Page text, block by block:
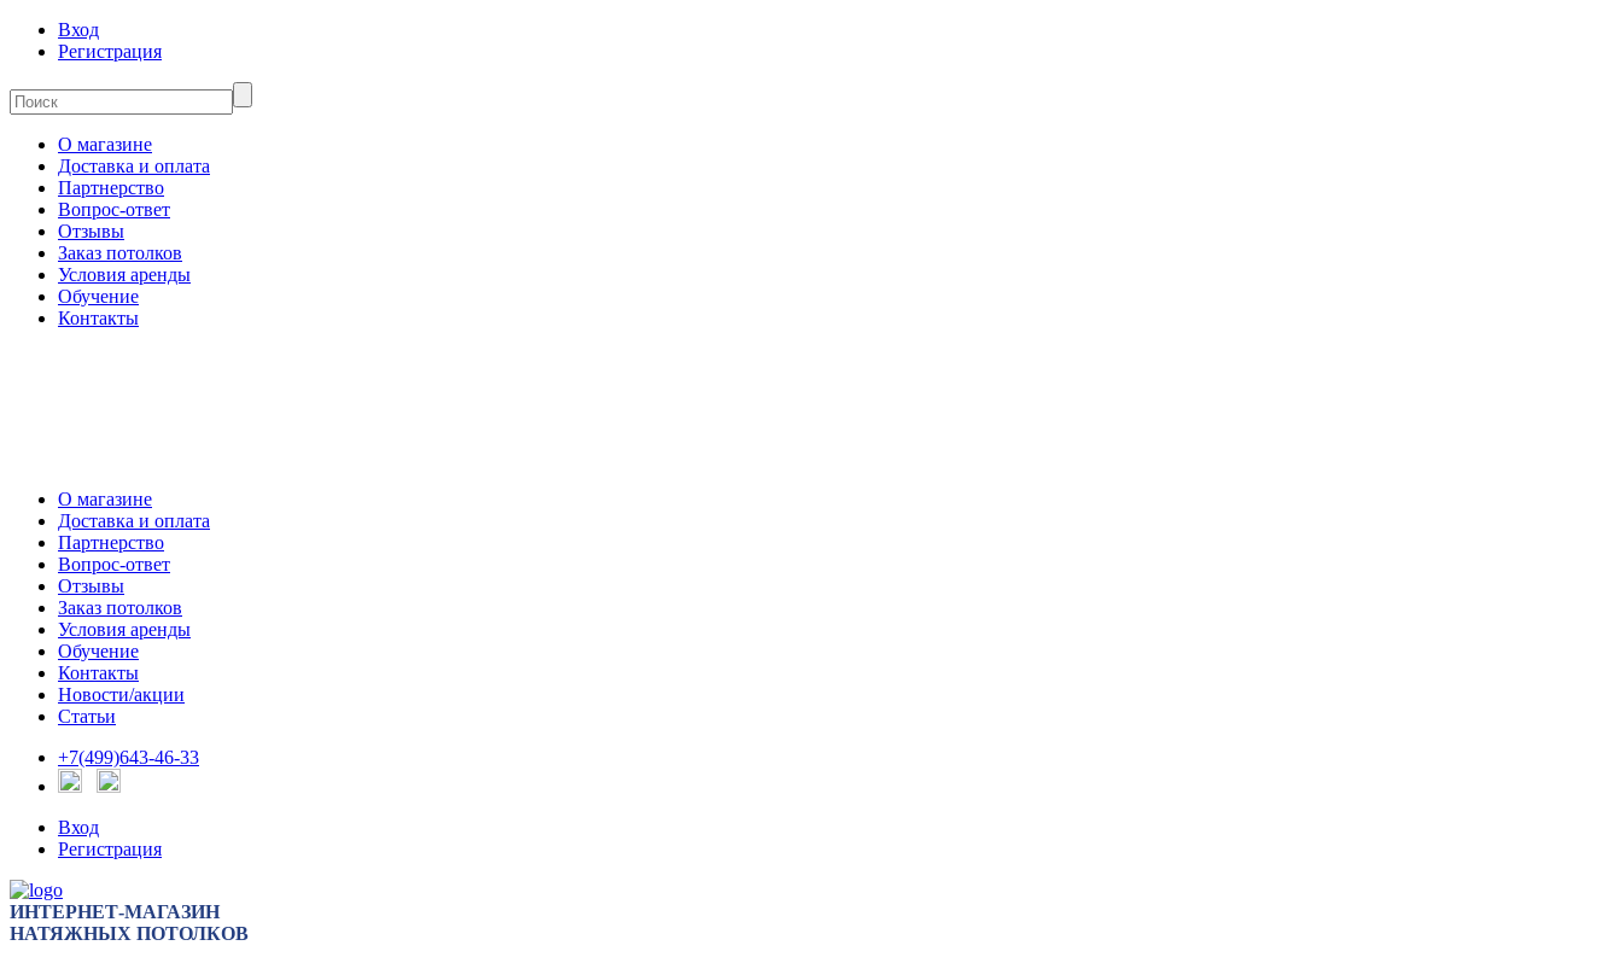
Вход
Регистрация
О магазине
Доставка и оплата
Партнерство
Вопрос-ответ
Отзывы
Заказ потолков
Условия аренды
Обучение
Контакты
О магазине
Доставка и оплата
Партнерство
Вопрос-ответ
Отзывы
Заказ потолков
Условия аренды
Обучение
Контакты
Новости/акции
Статьи
+7(499)643-46-33
Вход
Регистрация
ИНТЕРНЕТ-МАГАЗИН
НАТЯЖНЫХ ПОТОЛКОВ